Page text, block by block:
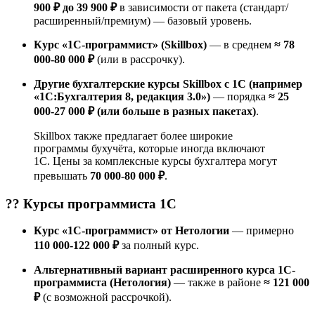
900 ₽ до 39 900 ₽в зависимости от пакета (стандарт/
расширенный/премиум) — базовый уровень.
Курс «1С-программист» (Skillbox) — в среднем ≈ 78
000-80 000 ₽(или в рассрочку).
Другие бухгалтерские курсы Skillbox с 1С (например
«1С:Бухгалтерия 8, редакция 3.0») — порядка ≈ 25
000-27 000 ₽ (или больше в разных пакетах).
Skillbox также предлагает более широкие
программы бухучёта, которые иногда включают
1С. Цены за комплексные курсы бухгалтера могут
превышать 70 000-80 000 ₽.
?‍? Курсы программиста 1С
Курс «1С-программист» от Нетологии — примерно
110 000-122 000 ₽за полный курс.
Альтернативный вариант расширенного курса 1С-
программиста (Нетология) — также в районе ≈ 121 000
₽(с возможной рассрочкой).